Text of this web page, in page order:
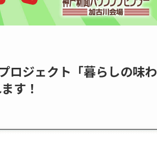
ロジェクト「暮らしの味わ
す！